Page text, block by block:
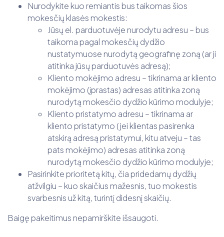
Nurodykite kuo remiantis bus taikomas šios
mokesčių klasės mokestis:
Jūsų el. parduotuvėje nurodytu adresu – bus
taikoma pagal mokesčių dydžio
nustatymuose nurodytą geografinę zoną (ar ji
atitinka jūsų parduotuvės adresą);
Kliento mokėjimo adresu – tikrinama ar kliento
mokėjimo (įprastas) adresas atitinka zoną
nurodytą mokesčio dydžio kūrimo modulyje;
Kliento pristatymo adresu – tikrinama ar
kliento pristatymo (jei klientas pasirenka
atskirą adresą pristatymui, kitu atveju – tas
pats mokėjimo) adresas atitinka zoną
nurodytą mokesčio dydžio kūrimo modulyje;
Pasirinkite prioritetą kitų, čia pridedamų dydžių
atžvilgiu – kuo skaičius mažesnis, tuo mokestis
svarbesnis už kitą, turintį didesnį skaičių.
Baigę pakeitimus nepamirškite išsaugoti.